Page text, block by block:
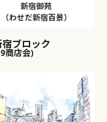
新宿御苑
（わせだ新宿百景）
宿ブロック
商店会)